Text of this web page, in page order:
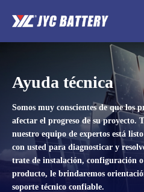
Ayuda técnica
Somos muy conscientes de que los
afectar el progreso de su proyecto.
nuestro equipo de expertos está
con usted para diagnosticar y
trate de instalación, configuración
producto, le brindaremos
soporte técnico confiable.